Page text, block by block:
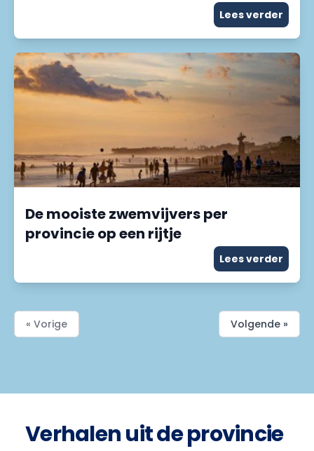
Lees verder
De mooiste zwemvijvers per
provincie op een rijtje
Lees verder
« Vorige Volgende »
Verhalen uit de provincie